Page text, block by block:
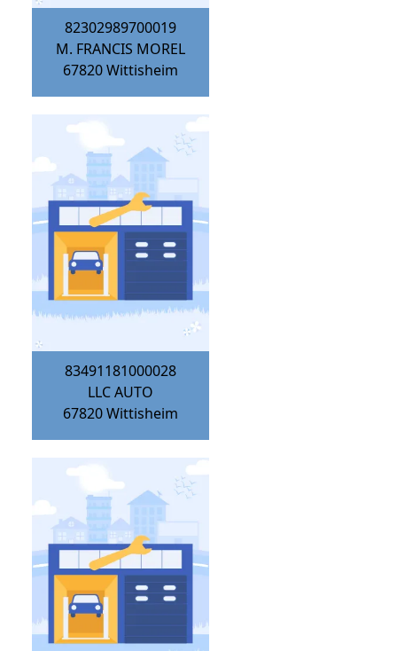
82302989700019
M. FRANCIS MOREL
67820Wittisheim
83491181000028
LLC AUTO
67820Wittisheim